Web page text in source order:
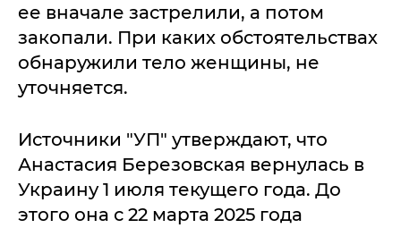
ее вначале застрелили, а потом
закопали. При каких обстоятельствах
обнаружили тело женщины, не
уточняется.
Источники "УП" утверждают, что
Анастасия Березовская вернулась в
Украину 1 июля текущего года. До
этого она с 22 марта 2025 года